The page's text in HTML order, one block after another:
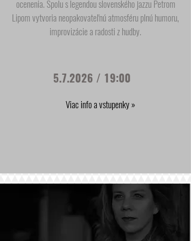
ocenenia. Spolu s legendou slovenského jazzu Petrom
Lipom vytvoria neopakovateľnú atmosféru plnú humoru,
improvizácie a radosti z hudby.
5.7.2026 / 19:00
Viac info a vstupenky »